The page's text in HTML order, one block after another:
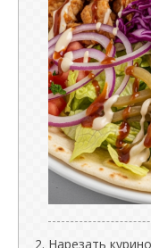
Нарезать